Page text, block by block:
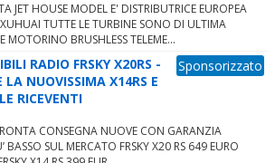
JET HOUSE MODEL E' DISTRIBUTRICE EUROPEA
TUTTE LE TURBINE SONO DI ULTIMA
MOTORINO BRUSHLESS TELEME...
Sponsorizzato
RADIO FRSKY X20RS -
LA NUOVISSIMA X14RS E
RICEVENTI
CONSEGNA NUOVE CON GARANZIA
BASSO SUL MERCATO FRSKY X20 RS 649 EURO